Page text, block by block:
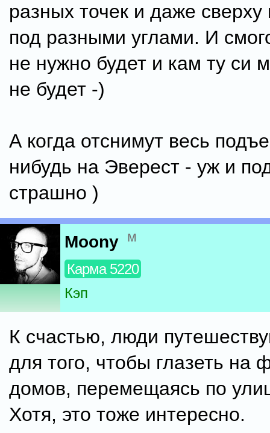
разных точек и даже
под разными углами. И
не нужно будет и кам ту си
не будет -)
А когда отснимут весь
нибудь на Эверест - уж и
страшно )
Moony м
Карма 5220
Кэп
К счастью, люди
для того, чтобы глазеть на
домов, перемещаясь по
Хотя, это тоже интересно.